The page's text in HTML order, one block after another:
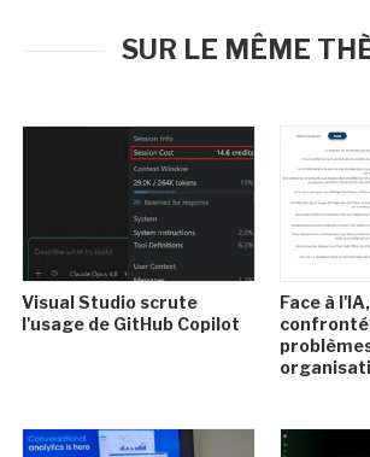
SUR LE MÊME
Visual Studio scrute
l'usage de GitHub Copilot
Face à